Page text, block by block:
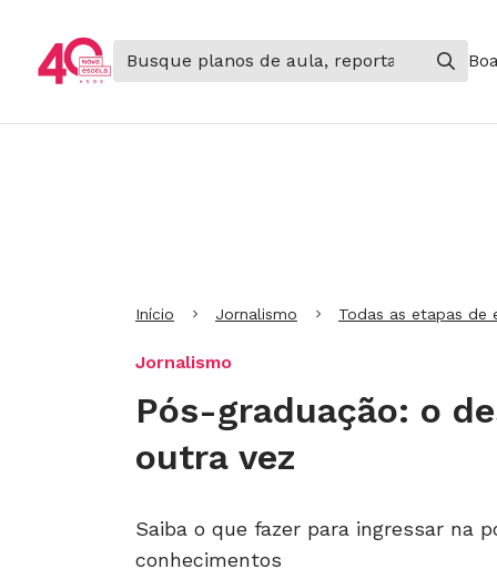
Início Jornalismo Todas as etapas de
Jornalismo
Pós-graduação: o
outra vez
Saiba o que fazer para ingressar na
conhecimentos